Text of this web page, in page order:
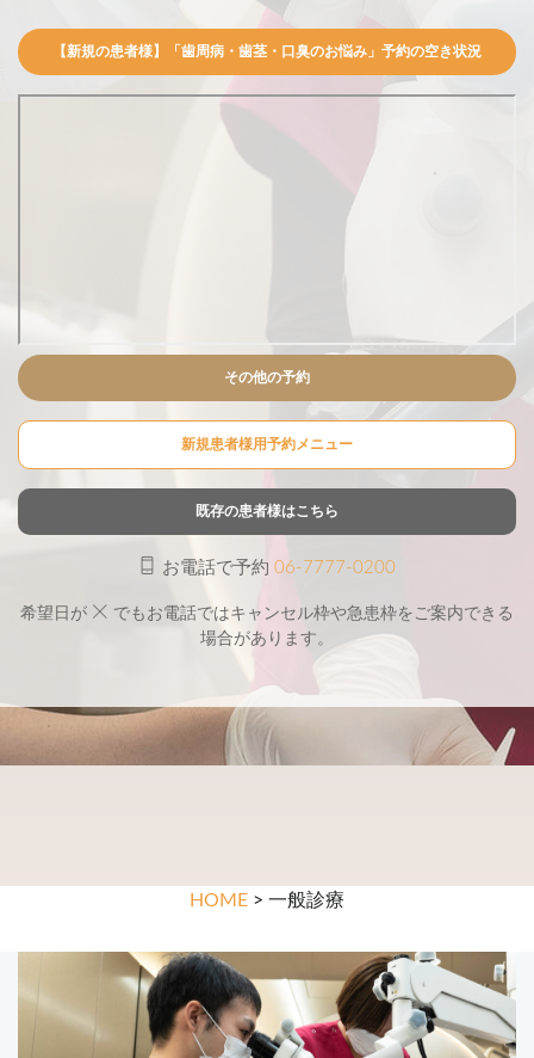
【新規の患者様】「歯周病・歯茎・口臭のお悩み」予約の空き状況
その他の予約
新規患者様用予約メニュー
既存の患者様はこちら
お電話で予約 06-7777-0200
希望日が
でもお電話ではキャンセル枠や急患枠をご案内できる
場合があります。
HOME > 一般診療